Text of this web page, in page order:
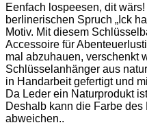
Eenfach lospeesen, dit
berlinerischen Spruch „Ick
Motiv. Mit diesem
Accessoire für
mal abzuhauen, verschenkt
Schlüsselanhänger aus
in Handarbeit gefertigt und
Da Leder ein Naturprodukt
Deshalb kann die Farbe
abweichen..